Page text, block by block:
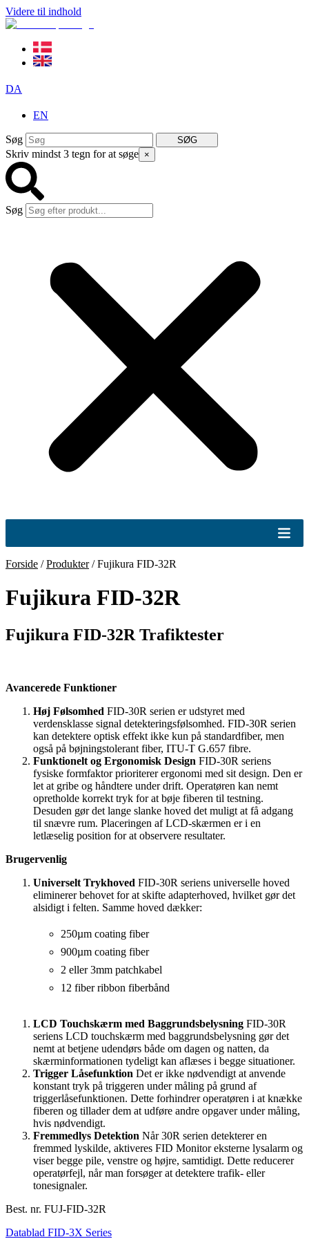
Videre til indhold
DA
EN
Søg SØG
Skriv mindst 3 tegn for at søge ×
Søg
Forside /Produkter/Fujikura FID-32R
Fujikura FID-32R
Fujikura FID-32R Trafiktester
Avancerede Funktioner
Høj Følsomhed FID-30R serien er udstyret med
verdensklasse signal detekteringsfølsomhed. FID-30R serien
kan detektere optisk effekt ikke kun på standardfiber, men
også på bøjningstolerant fiber, ITU-T G.657 fibre.
Funktionelt og Ergonomisk Design FID-30R seriens
fysiske formfaktor prioriterer ergonomi med sit design. Den er
let at gribe og håndtere under drift. Operatøren kan nemt
opretholde korrekt tryk for at bøje fiberen til testning.
Desuden gør det lange slanke hoved det muligt at få adgang
til snævre rum. Placeringen af LCD-skærmen er i en
letlæselig position for at observere resultater.
Brugervenlig
Universelt Trykhoved FID-30R seriens universelle hoved
eliminerer behovet for at skifte adapterhoved, hvilket gør det
alsidigt i felten. Samme hoved dækker:
250µm coating fiber
900µm coating fiber
2 eller 3mm patchkabel
12 fiber ribbon fiberbånd
LCD Touchskærm med Baggrundsbelysning FID-30R
seriens LCD touchskærm med baggrundsbelysning gør det
nemt at betjene udendørs både om dagen og natten, da
skærminformationen tydeligt kan aflæses i begge situationer.
Trigger Låsefunktion Det er ikke nødvendigt at anvende
konstant tryk på triggeren under måling på grund af
triggerlåsefunktionen. Dette forhindrer operatøren i at knække
fiberen og tillader dem at udføre andre opgaver under måling,
hvis nødvendigt.
Fremmedlys Detektion Når 30R serien detekterer en
fremmed lyskilde, aktiveres FID Monitor eksterne lysalarm og
viser begge pile, venstre og højre, samtidigt. Dette reducerer
operatørfejl, når man forsøger at detektere trafik- eller
tonesignaler.
Best. nr. FUJ-FID-32R
Datablad FID-3X Series